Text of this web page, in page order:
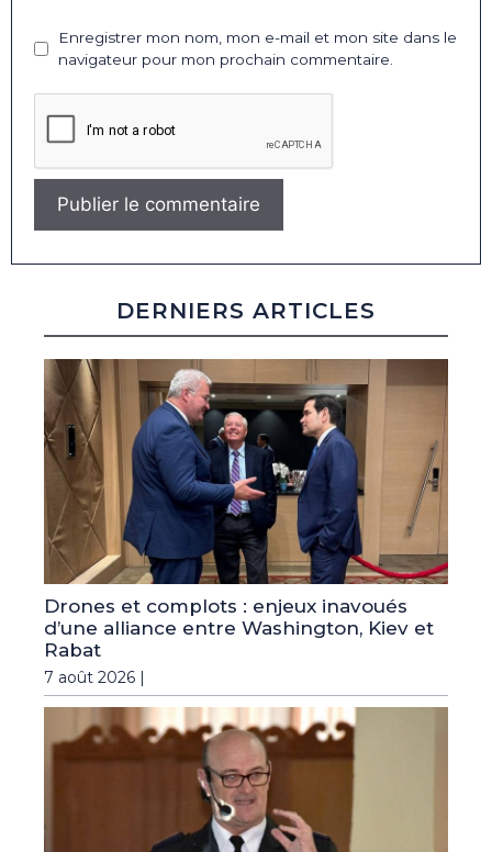
Enregistrer mon nom, mon e-mail et mon site dans le
navigateur pour mon prochain commentaire.
DERNIERS ARTICLES
Drones et complots : enjeux inavoués
d’une alliance entre Washington, Kiev et
Rabat
7 août 2026 |